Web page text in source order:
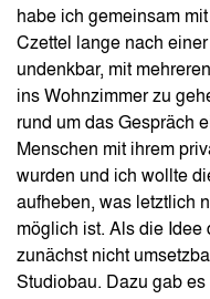
habe ich gemeinsam
Czettel lange nach
undenkbar, mit
ins Wohnzimmer zu
rund um das Gespräch
Menschen mit ihrem
wurden und ich wollte
aufheben, was letztlich
möglich ist. Als die Idee
zunächst nicht
Studiobau. Dazu gab